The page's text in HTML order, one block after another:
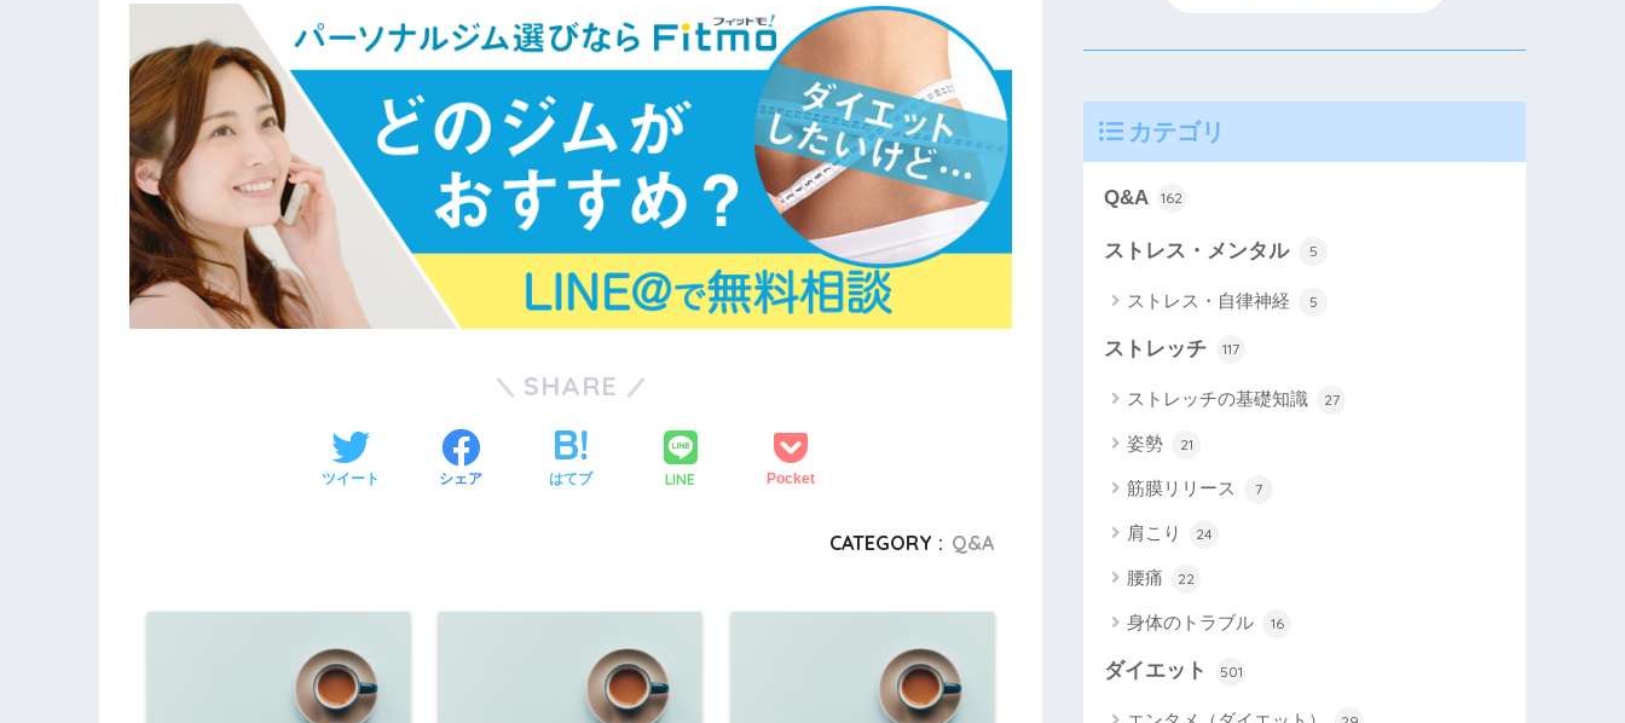
SHARE
ツイート シェア はてブ LINE Pocket
CATEGORY : Q&A
カテゴリ
Q&A 162
ストレス・メンタル 5
ストレス・自律神経 5
ストレッチ 117
ストレッチの基礎知識 27
姿勢 21
筋膜リリース 7
肩こり 24
腰痛 22
身体のトラブル 16
ダイエット 501